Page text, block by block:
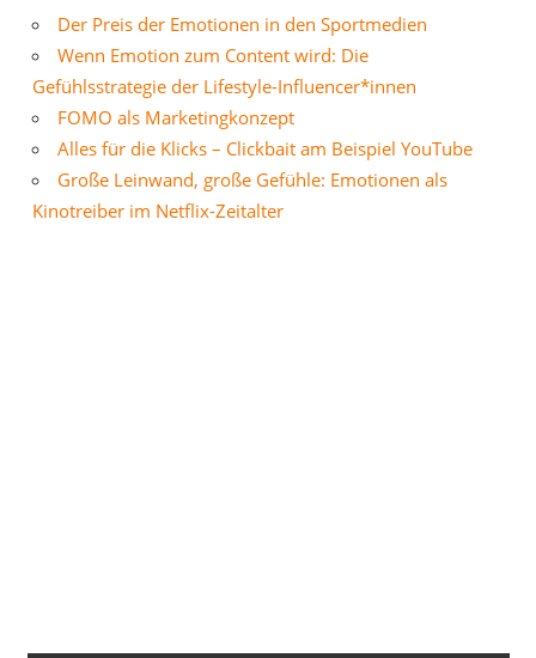
Der Preis der Emotionen in den Sportmedien
Wenn Emotion zum Content wird: Die
Gefühlsstrategie der Lifestyle-Influencer*innen
FOMO als Marketingkonzept
Alles für die Klicks – Clickbait am Beispiel YouTube
Große Leinwand, große Gefühle: Emotionen als
Kinotreiber im Netflix-Zeitalter